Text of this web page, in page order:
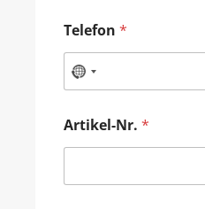
Telefon *
Artikel-Nr. *